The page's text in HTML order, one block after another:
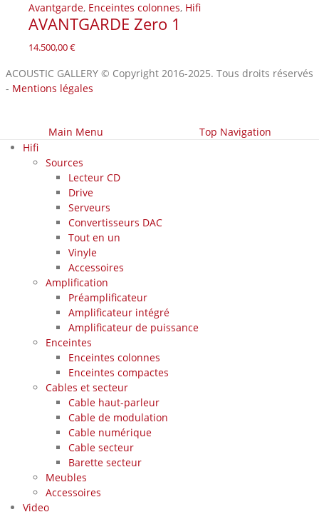
Avantgarde, Enceintes colonnes, Hifi
AVANTGARDE Zero 1
14.500,00€
ACOUSTIC GALLERY © Copyright 2016-2025. Tous droits réservés
- Mentions légales
Main Menu
Top Navigation
Hifi
Sources
Lecteur CD
Drive
Serveurs
Convertisseurs DAC
Tout en un
Vinyle
Accessoires
Amplification
Préamplificateur
Amplificateur intégré
Amplificateur de puissance
Enceintes
Enceintes colonnes
Enceintes compactes
Cables et secteur
Cable haut-parleur
Cable de modulation
Cable numérique
Cable secteur
Barette secteur
Meubles
Accessoires
Video